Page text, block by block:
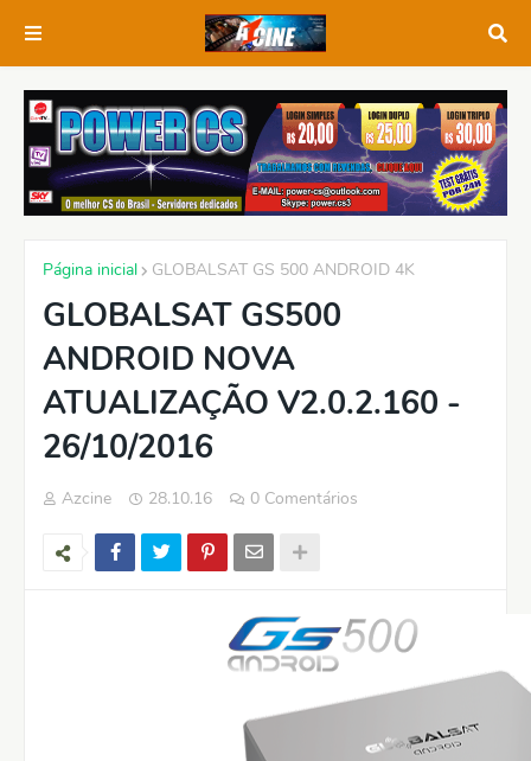
Página inicial GLOBALSAT GS 500 ANDROID 4K
GLOBALSAT GS500
ANDROID NOVA
ATUALIZAÇÃO V2.0.2.160 -
26/10/2016
Azcine 28.10.16 0 Comentários